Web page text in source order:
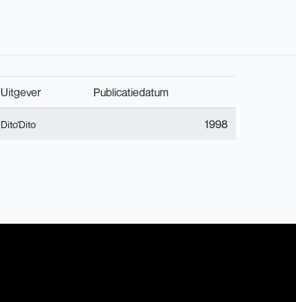
Uitgever Publicatiedatum
Dito'Dito 1998